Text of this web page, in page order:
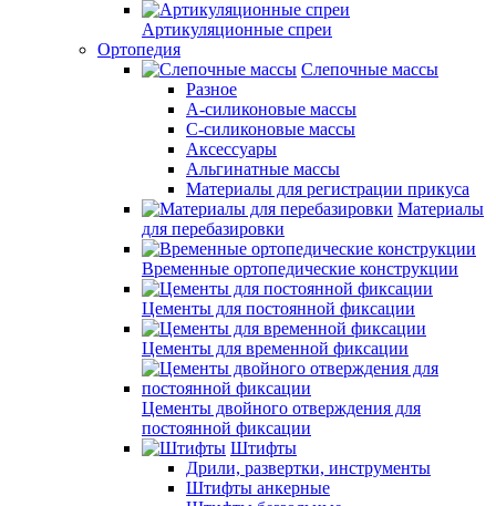
Артикуляционные спреи
Ортопедия
Слепочные массы
Разное
А-силиконовые массы
С-силиконовые массы
Аксессуары
Альгинатные массы
Материалы для регистрации прикуса
Материалы
для перебазировки
Временные ортопедические конструкции
Цементы для постоянной фиксации
Цементы для временной фиксации
Цементы двойного отверждения для
постоянной фиксации
Штифты
Дрили, развертки, инструменты
Штифты анкерные